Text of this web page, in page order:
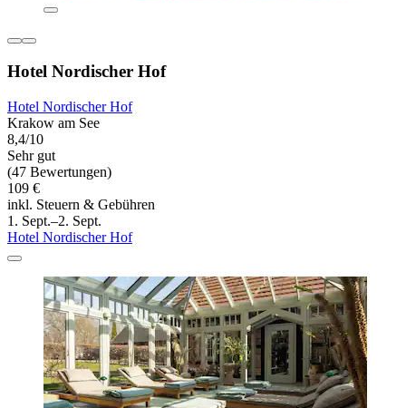
Hotel Nordischer Hof
Hotel Nordischer Hof
Krakow am See
8,4/10
Sehr gut
(47 Bewertungen)
109 €
inkl. Steuern & Gebühren
1. Sept.–2. Sept.
Hotel Nordischer Hof